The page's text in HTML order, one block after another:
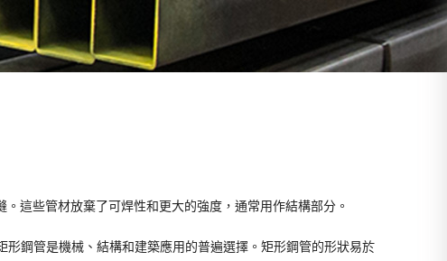
這些管材放棄了可焊性和更大的強度，通常用作結構部分。
鋼管是機械、結構和建築應用的普遍選擇。矩形鋼管的形狀易於